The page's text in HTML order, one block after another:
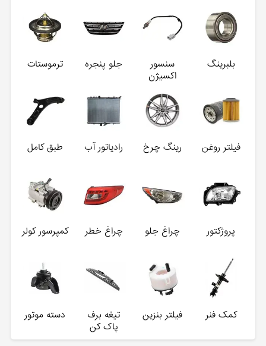
بلبرینگ
سنسور
اکسیژن
جلو پنجره ترموستات
فیلتر روغن رینگ چرخ رادیاتور آب طبق کامل
پروژکتور چراغ جلو چراغ خطر کمپرسور کولر
کمک فنر فیلتر بنزین
تیغه برف
پاک کن
دسته موتور